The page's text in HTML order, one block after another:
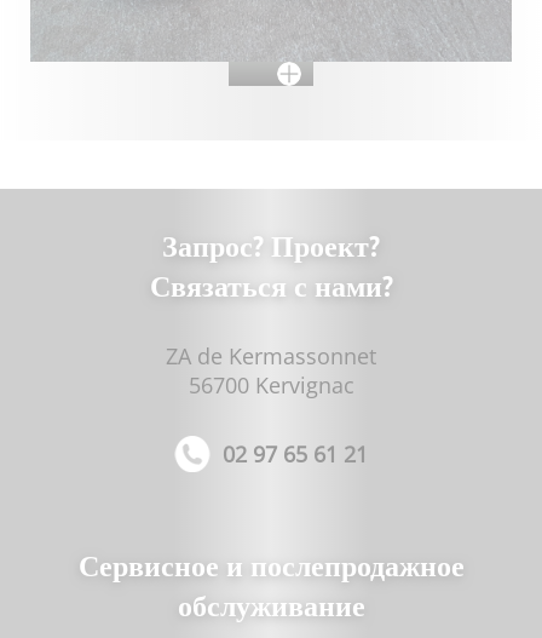
Запрос? Проект?
Связаться с нами?
ZA de Kermassonnet
56700 Kervignac
02 97 65 61 21
Сервисное и послепродажное
обслуживание